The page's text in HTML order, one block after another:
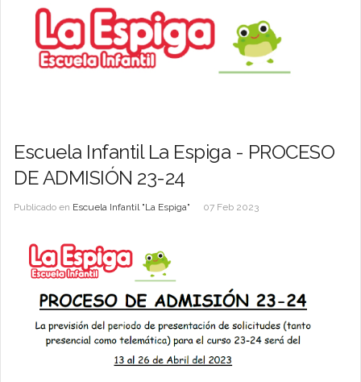
Escuela Infantil La Espiga - PROCESO
DE ADMISIÓN 23-24
Publicado en Escuela Infantil "La Espiga" 07 Feb 2023